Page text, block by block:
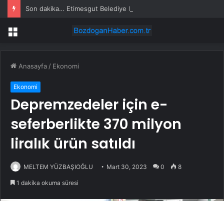
Menü
Anasayfa / Ekonomi
Ekonomi
Depremzedeler için e-
seferberlikte 370 milyon
liralık ürün satıldı
MELTEM YÜZBAŞIOĞLU Mart 30, 2023 0 8
1 dakika okuma süresi